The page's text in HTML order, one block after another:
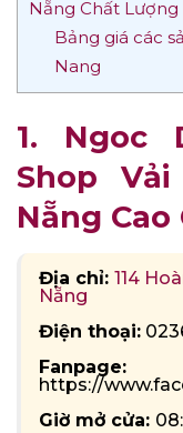
Nẵng Chất Lượng
Bảng giá các
Nang
1. Ngoc
Shop
Nẵng Cao
Địa chỉ: 114
Nẵng
Điện thoại:
Fanpage:
https://
Giờ mở cửa: